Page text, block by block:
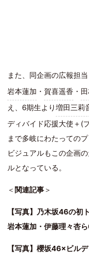
また、同企画の広報担
岩本蓮加 ・ 賀喜遥香 ・
え、6期生より増田三莉
ディバイド応援大使＋(
まで多岐にわたっての
ビジュアルもこの企画
ルとなっている。
＜ 関連記事＞
【写真】乃木坂46の初
岩本蓮加・伊藤理々杏
【写真】櫻坂46×ビル